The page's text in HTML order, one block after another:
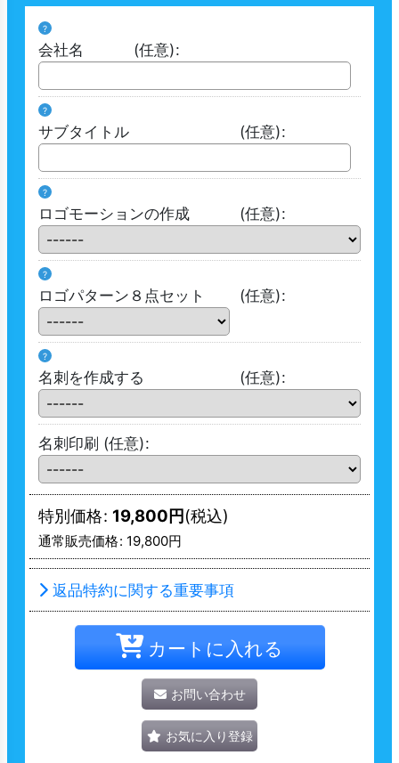
?
会社名 (任意):
?
サブタイトル (任意):
?
ロゴモーションの作成 (任意):
?
ロゴパターン８点セット (任意):
?
名刺を作成する (任意):
名刺印刷 (任意):
特別価格: 19,800円(税込)
通常販売価格: 19,800円
返品特約に関する重要事項
カートに入れる
お問い合わせ
お気に入り登録